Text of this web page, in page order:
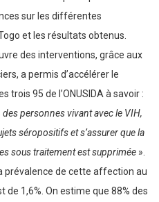
sur les différentes
et les résultats obtenus.
des interventions, grâce aux
a permis d’accélérer le
trois 95 de l’ONUSIDA à savoir :
personnes vivant avec le VIH,
séropositifs et s’assurer que la
sous traitement est supprimée ».
prévalence de cette affection au
1,6%. On estime que 88% des